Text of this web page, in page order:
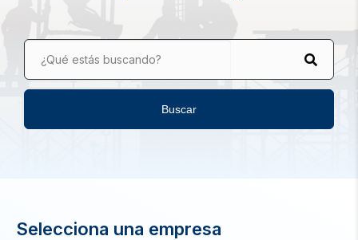
¿Qué estás buscando?
Buscar
Selecciona una empresa